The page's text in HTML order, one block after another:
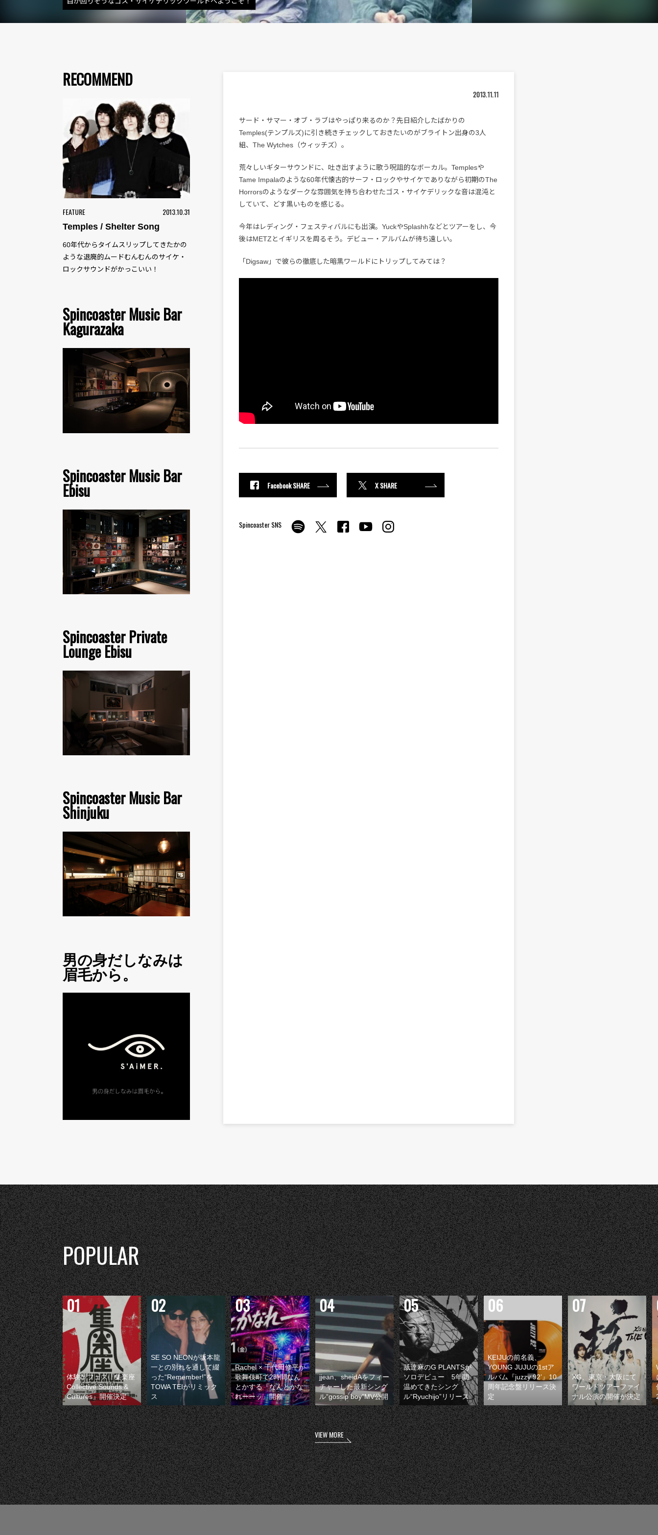
RECOMMEND
FEATURE 2013.10.31
Temples / Shelter Song
60年代からタイムスリップしてきたかの
ような退廃的ムードむんむんのサイケ・
ロックサウンドがかっこいい！
Spincoaster Music Bar
Kagurazaka
Spincoaster Music Bar
Ebisu
Spincoaster Private
Lounge Ebisu
Spincoaster Music Bar
Shinjuku
男の身だしなみは
眉毛から。
2013.11.11
サード・サマー・オブ・ラブはやっぱり来るのか？先日紹介したばかりの
Temples(テンプルズ)に引き続きチェックしておきたいのがブライトン出身の3人
組、The Wytches（ウィッチズ）。
荒々しいギターサウンドに、吐き出すように歌う呪詛的なボーカル。Templesや
Tame Impalaのような60年代懐古的サーフ・ロックやサイケでありながら初期のThe
Horrorsのようなダークな雰囲気を持ち合わせたゴス・サイケデリックな音は混沌と
していて、どす黒いものを感じる。
今年はレディング・フェスティバルにも出演。YuckやSplashhなどとツアーをし、今
後はMETZとイギリスを周るそう。デビュー・アルバムが待ち遠しい。
「Digsaw」で彼らの徹底した暗黒ワールドにトリップしてみては？
Facebook SHARE X SHARE
Spincoaster SNS
POPULAR
体験型フェス『集楽座
Collective Sounds &
Cultures』開催決定
SE SO NEONが坂本龍
一との別れを通して綴
った“Remember!”を
TOWA TEIがリミック
ス
Rachel × 千代田修平が
歌舞伎町で2時間なん
とかする『なんとかな
れーーッ』開催
jjean、sheidAをフィー
チャーした最新シング
ル“gossip boy”MV公開
舐達麻のG PLANTSが
ソロデビュー 5年間
温めてきたシング
ル“Ryuchijo”リリース
KEIJUの前名義、
YOUNG JUJUの1stア
ルバム『juzzy 92’』10
周年記念盤リリース決
定
XG、東京・大阪にて
ワールドツアーファイ
ナル公演の開催が決定
VIEW MORE